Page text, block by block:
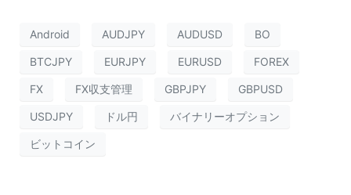
Android AUDJPY AUDUSD BO
BTCJPY EURJPY EURUSD FOREX
FX FX収支管理 GBPJPY GBPUSD
USDJPY ドル円 バイナリーオプション
ビットコイン